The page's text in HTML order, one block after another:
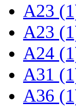
A23
A23
A24
A31
A36